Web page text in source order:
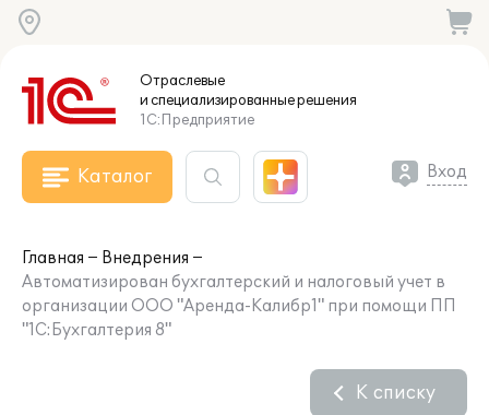
Отраслевые
и специализированныерешения
1С:Предприятие
Каталог Вход
Главная
Внедрения
Автоматизирован бухгалтерский и налоговый учет в
организации ООО "Аренда-Калибр1" при помощи ПП
"1С:Бухгалтерия 8"
К списку